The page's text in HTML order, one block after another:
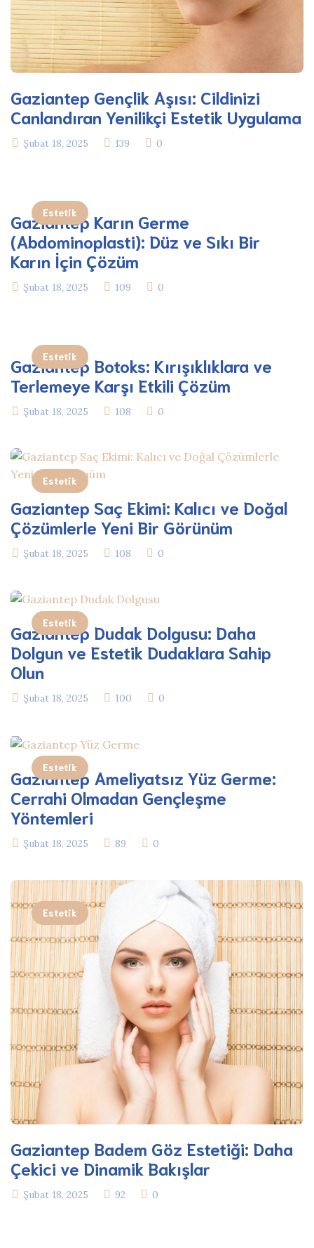
Gaziantep Gençlik Aşısı: Cildinizi
Canlandıran Yenilikçi Estetik Uygulama
Şubat 18, 2025 139 0
Estetik
Gaziantep Karın Germe
(Abdominoplasti): Düz ve Sıkı Bir
Karın İçin Çözüm
Şubat 18, 2025 109 0
Estetik
Gaziantep Botoks: Kırışıklıklara ve
Terlemeye Karşı Etkili Çözüm
Şubat 18, 2025 108 0
Estetik
Gaziantep Saç Ekimi: Kalıcı ve Doğal
Çözümlerle Yeni Bir Görünüm
Şubat 18, 2025 108 0
Estetik
Gaziantep Dudak Dolgusu: Daha
Dolgun ve Estetik Dudaklara Sahip
Olun
Şubat 18, 2025 100 0
Estetik
Gaziantep Ameliyatsız Yüz Germe:
Cerrahi Olmadan Gençleşme
Yöntemleri
Şubat 18, 2025 89 0
Estetik
Gaziantep Badem Göz Estetiği: Daha
Çekici ve Dinamik Bakışlar
Şubat 18, 2025 92 0